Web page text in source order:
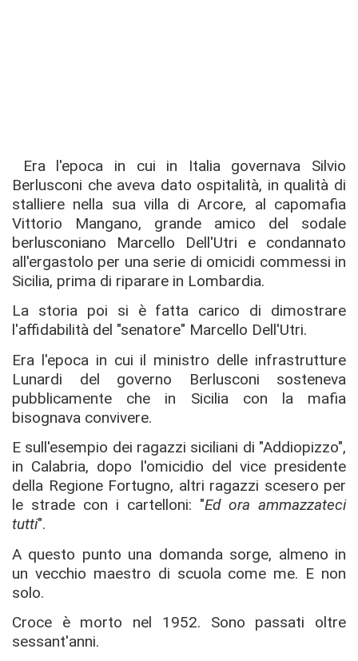
Era l'epoca in cui in Italia governava Silvio
Berlusconi che aveva dato ospitalità, in qualità di
stalliere nella sua villa di Arcore, al capomafia
Vittorio Mangano, grande amico del sodale
berlusconiano Marcello Dell'Utri e condannato
all'ergastolo per una serie di omicidi commessi in
Sicilia, prima di riparare in Lombardia.
La storia poi si è fatta carico di dimostrare
l'affidabilità del "senatore" Marcello Dell'Utri.
Era l'epoca in cui il ministro delle infrastrutture
Lunardi del governo Berlusconi sosteneva
pubblicamente che in Sicilia con la mafia
bisognava convivere.
E sull'esempio dei ragazzi siciliani di "Addiopizzo",
in Calabria, dopo l'omicidio del vice presidente
della Regione Fortugno, altri ragazzi scesero per
le strade con i cartelloni: "Ed ora ammazzateci
tutti".
A questo punto una domanda sorge, almeno in
un vecchio maestro di scuola come me. E non
solo.
Croce è morto nel 1952. Sono passati oltre
sessant'anni.